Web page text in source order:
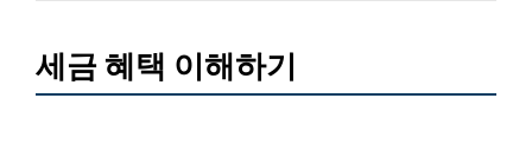
세금 혜택 이해하기